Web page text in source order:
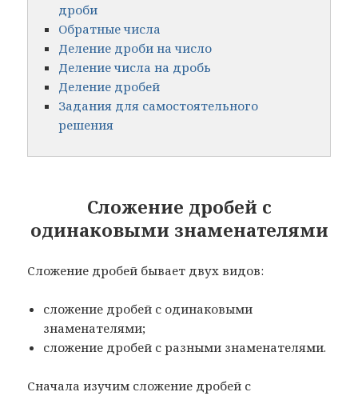
дроби
Обратные числа
Деление дроби на число
Деление числа на дробь
Деление дробей
Задания для самостоятельного
решения
Сложение дробей с
одинаковыми знаменателями
Сложение дробей бывает двух видов:
сложение дробей с одинаковыми
знаменателями;
сложение дробей с разными знаменателями.
Сначала изучим сложение дробей с